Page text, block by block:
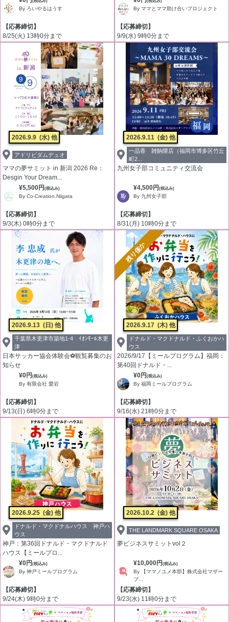
By ろいやるはうす
【応募締切】
8/25(火) 13時0分まで
By ママとママ助け合いプロジェクト
【応募締切】
9/9(水) 9時0分まで
2026.9.9 (水) 他
アドリビダムデュオ
ママの夢サミット in 新潟 2026 Re：
Desgin Your Dream...
¥5,500円 (税込み)
By Co-Creation.Niigata
【応募締切】
9/3(木) 0時0分まで
2026.9.11 (金) 他
一品香 雑餉隈店（福岡市博多区竹丘
町2...
九州女子部コミュニティ交流会
¥4,500円 (税込み)
By 九州女子部
【応募締切】
8/31(月) 10時0分まで
2026.9.13 (日) 他
千葉県木更津市築地1-4 ｲｵﾝﾓｰﾙ木更
津
日本サッカー協会体験会⚽観覧募集のお
知らせ
¥0円 (税込み)
By 有限会社 愛宕
【応募締切】
9/13(日) 6時0分まで
残り僅か
2026.9.17 (木) 他
ドナルド・マクドナルド・ふくおかハ
ウス
2026/9/17【ミールプログラム】福岡：
第40回ドナルド・...
¥0円 (税込み)
By 福岡ミールプログラム
【応募締切】
9/16(水) 21時0分まで
2026.9.25 (金) 他
ドナルド・マクドナルハウス 神戸ハ
ウス
神戸：第36回ドナルド・マクドナルド
ハウス【ミールプロ...
¥0円 (税込み)
By 神戸ミールプログラム
【応募締切】
9/24(木) 9時0分まで
2026.10.2 (金) 他
THE LANDMARK SQUARE OSAKA
夢ビジネスサミットvol２
¥10,000円 (税込み)
By 【ママノユメ本部】株式会社マザー
プ...
【応募締切】
9/23(水) 11時0分まで